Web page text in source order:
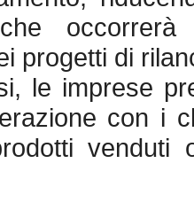
progetti di
le imprese
con i
venduti